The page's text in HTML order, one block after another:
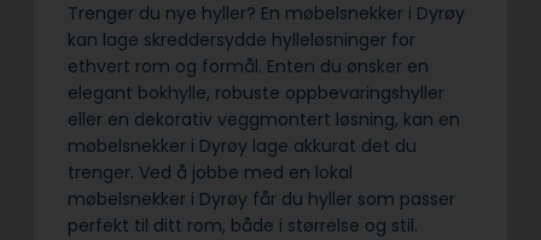
Trenger du nye hyller? En møbelsnekker i Dyrøy
kan lage skreddersydde hylleløsninger for
ethvert rom og formål. Enten du ønsker en
elegant bokhylle, robuste oppbevaringshyller
eller en dekorativ veggmontert løsning, kan en
møbelsnekker i Dyrøy lage akkurat det du
trenger. Ved å jobbe med en lokal
møbelsnekker i Dyrøy får du hyller som passer
perfekt til ditt rom, både i størrelse og stil.